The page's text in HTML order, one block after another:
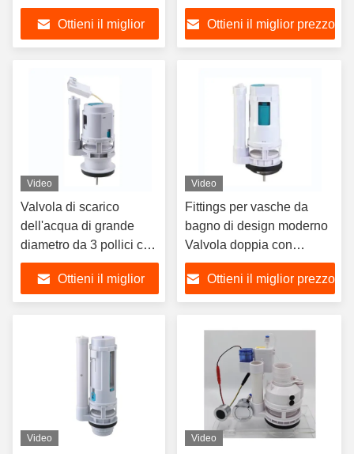
regolabile e scarico
singoloOttieni il miglior
dell'acqua da 0,3 bar a 16
bar per WC in stile
americano
Ottieni il miglior prezzo
Video
Valvola di scarico
dell'acqua di grande
diametro da 3 pollici con
raccordi per serbatoi
igienici ABS + POM a
controllo in linea
Ottieni il miglior
Video
Fittings per vasche da
bagno di design moderno
Valvola doppia con
capacità di scarico
regolabile e materiali ABS
POM
Ottieni il miglior prezzo
Video Video